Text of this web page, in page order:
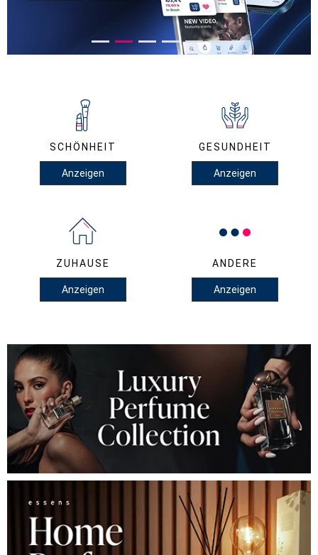
SCHÖNHEIT
Anzeigen
GESUNDHEIT
Anzeigen
ZUHAUSE
Anzeigen
ANDERE
Anzeigen